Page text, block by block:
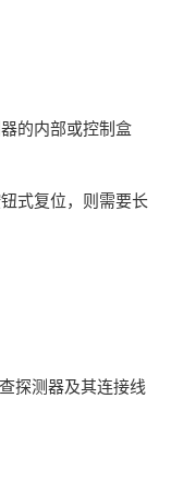
的内部或控制盒
式复位，则需要长
探测器及其连接线